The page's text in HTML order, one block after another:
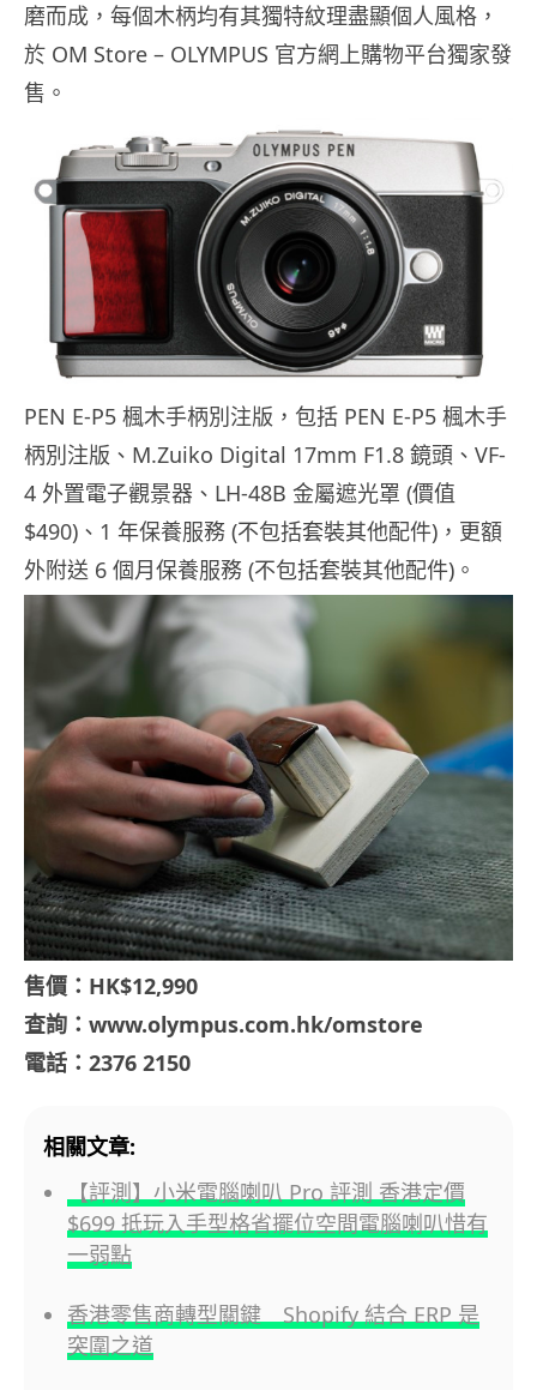
磨而成，每個木柄均有其獨特紋理盡顯個人風格，
於 OM Store – OLYMPUS 官方網上購物平台獨家發
售。
PEN E-P5 楓木手柄別注版，包括 PEN E-P5 楓木手
柄別注版、M.Zuiko Digital 17mm F1.8 鏡頭、VF-
4 外置電子觀景器、LH-48B 金屬遮光罩 (價值
$490)、1 年保養服務 (不包括套裝其他配件)，更額
外附送 6 個月保養服務 (不包括套裝其他配件)。
售價：HK$12,990
查詢：www.olympus.com.hk/omstore
電話：2376 2150
相關文章:
【評測】小米電腦喇叭 Pro 評測 香港定價
$699 抵玩入手型格省擺位空間電腦喇叭惜有
一弱點
香港零售商轉型關鍵 Shopify 結合 ERP 是
突圍之道